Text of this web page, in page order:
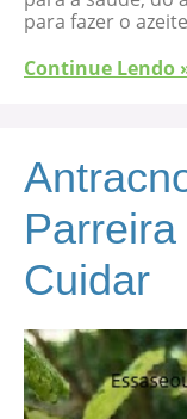
para fazer o
Continue Lendo
Cuidar